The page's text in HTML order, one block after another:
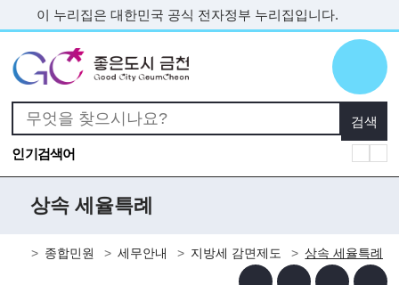
본문 바로가기
이 누리집은 대한민국 공식 전자정부 누리집입니다.
인기검색어
상속 세율특례
종합민원 세무안내 지방세 감면제도 상속 세율특례